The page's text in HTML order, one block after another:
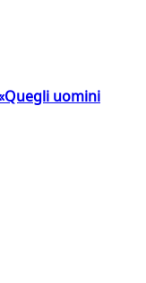
uomini